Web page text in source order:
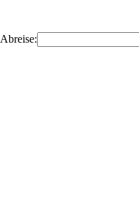
Abreise: